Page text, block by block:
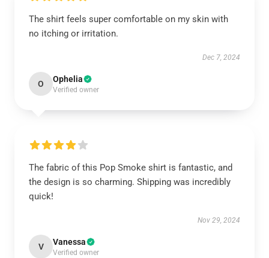
The shirt feels super comfortable on my skin with
no itching or irritation.
Dec 7, 2024
O Ophelia
Verified owner
The fabric of this Pop Smoke shirt is fantastic, and
the design is so charming. Shipping was incredibly
quick!
Nov 29, 2024
V Vanessa
Verified owner